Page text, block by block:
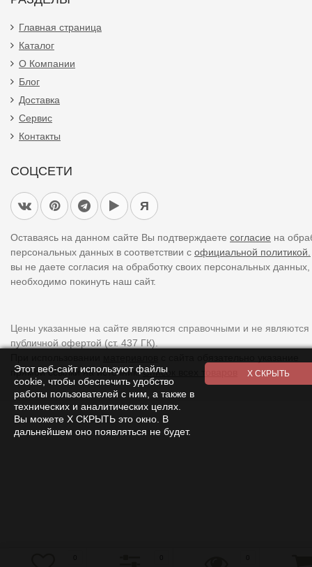
Главная страница
Каталог
О Компании
Блог
Доставка
Сервис
Контакты
СОЦСЕТИ
Я
Оставаясь на данном сайте Вы подтверждаете согласие на
персональных данных в соответствии с официальной политикой.
вы не даете согласия на обработку своих персональных
необходимо покинуть наш сайт.
Цены указанные на сайте являются справочными и не являются
публичной офертой (ст. 437 ГК).
прямой ссылки на источник.Список всех товаров
Этот веб-сайт используют файлы
cookie, чтобы обеспечить удобство
работы пользователей с ним, а также в
технических и аналитических целях.
Вы можете Х СКРЫТЬ это окно. В
дальнейшем оно появляться не будет.